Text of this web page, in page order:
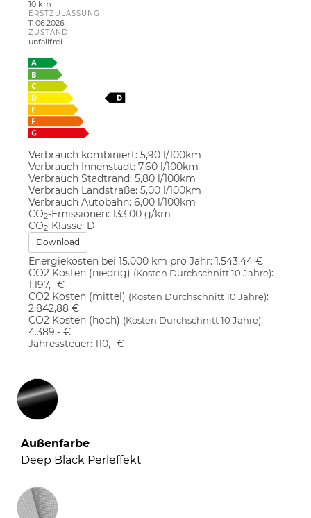
10 km
ERSTZULASSUNG
11.06.2026
ZUSTAND
unfallfrei
Verbrauch kombiniert: 5,90 l/100km
Verbrauch Innenstadt: 7,60 l/100km
Verbrauch Stadtrand: 5,80 l/100km
Verbrauch Landstraße: 5,00 l/100km
Verbrauch Autobahn: 6,00 l/100km
CO2-Emissionen: 133,00 g/km
CO2-Klasse: D
Download
Energiekosten bei 15.000 km pro Jahr: 1.543,44 €
CO2 Kosten (niedrig) (Kosten Durchschnitt 10 Jahre):
1.197,- €
CO2 Kosten (mittel) (Kosten Durchschnitt 10 Jahre):
2.842,88 €
CO2 Kosten (hoch) (Kosten Durchschnitt 10 Jahre):
4.389,- €
Jahressteuer: 110,- €
Außenfarbe
Deep Black Perleffekt
Innenausstattung